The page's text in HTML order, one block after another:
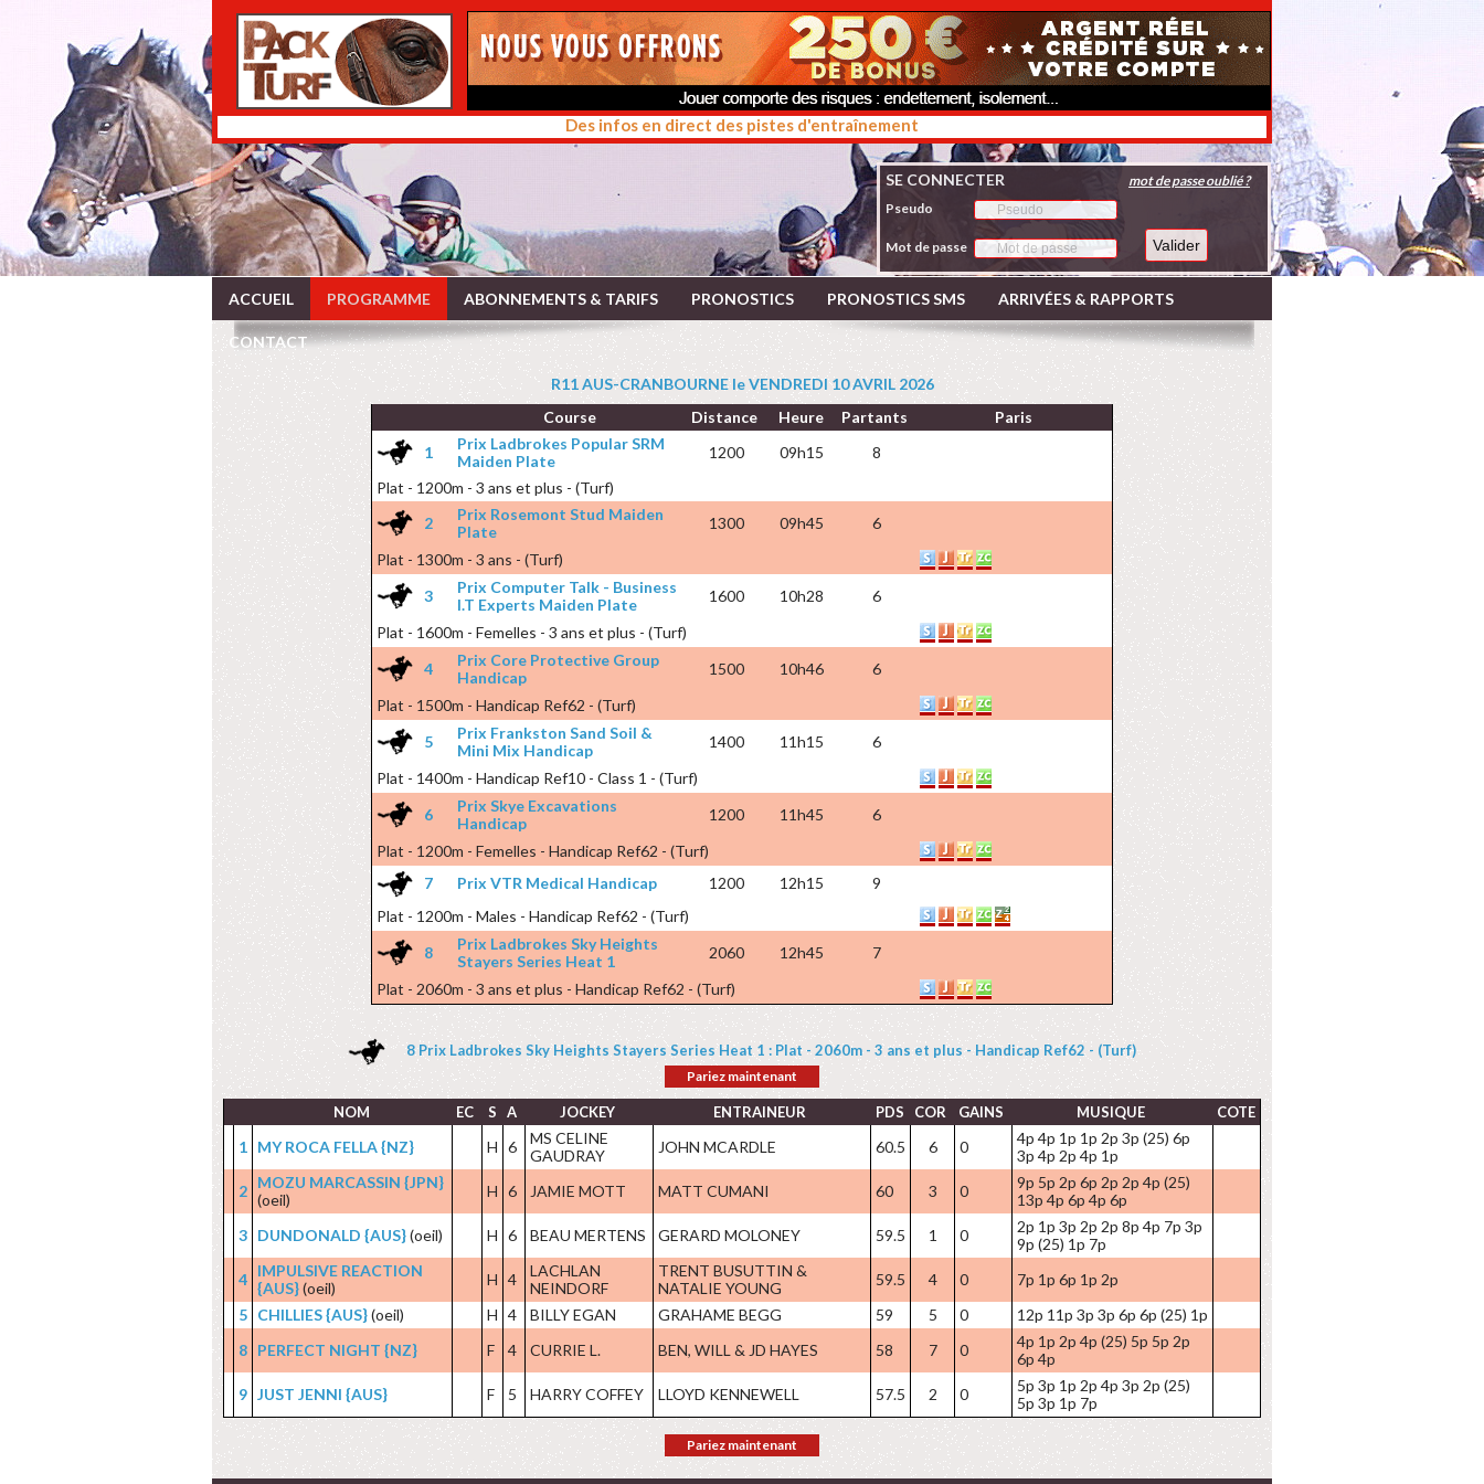
Des infos en direct des pistes d'entraînement
SE CONNECTER
Pseudo
Mot de passe
mot de passe oublié ?
ACCUEIL PROGRAMME ABONNEMENTS & TARIFS PRONOSTICS PRONOSTICS SMS ARRIVÉES & RAPPORTS
CONTACT
R11 AUS-CRANBOURNE le VENDREDI 10 AVRIL 2026
Course
Distance Heure Partants
Paris
1
Prix Ladbrokes Popular SRM
Maiden Plate
1200 09h15
8
Plat - 1200m - 3 ans et plus - (Turf)
2
Prix Rosemont Stud Maiden
Plate
1300 09h45
6
Plat - 1300m - 3 ans - (Turf)
3
Prix Computer Talk - Business
I.T Experts Maiden Plate
1600 10h28
6
Plat - 1600m - Femelles - 3 ans et plus - (Turf)
4
Prix Core Protective Group
Handicap
1500 10h46
6
Plat - 1500m - Handicap Ref62 - (Turf)
5
Prix Frankston Sand Soil &
Mini Mix Handicap
1400 11h15
6
Plat - 1400m - Handicap Ref10 - Class 1 - (Turf)
6
Prix Skye Excavations
Handicap
1200 11h45
6
Plat - 1200m - Femelles - Handicap Ref62 - (Turf)
7
Prix VTR Medical Handicap 1200 12h15
9
Plat - 1200m - Males - Handicap Ref62 - (Turf)
8
Prix Ladbrokes Sky Heights
Stayers Series Heat 1
2060 12h45
7
Plat - 2060m - 3 ans et plus - Handicap Ref62 - (Turf)
8 Prix Ladbrokes Sky Heights Stayers Series Heat 1 : Plat - 2060m - 3 ans et plus - Handicap Ref62 - (Turf)
Pariez maintenant
NOM EC S A JOCKEY ENTRAINEUR PDS COR GAINS MUSIQUE COTE
1 MY ROCA FELLA {NZ} H 6
MS CELINE
GAUDRAY
JOHN MCARDLE 60.5 6 0
4p 4p 1p 1p 2p 3p (25) 6p
3p 4p 2p 4p 1p
2 MOZU MARCASSIN {JPN}
(oeil)
H 6 JAMIE MOTT MATT CUMANI 60 3 0
9p 5p 2p 6p 2p 2p 4p (25)
13p 4p 6p 4p 6p
3 DUNDONALD {AUS}(oeil) H 6 BEAU MERTENS GERARD MOLONEY 59.5 1 0
2p 1p 3p 2p 2p 8p 4p 7p 3p
9p (25) 1p 7p
4 IMPULSIVE REACTION
{AUS}(oeil) H 4
LACHLAN
NEINDORF
TRENT BUSUTTIN &
NATALIE YOUNG
59.5 4 0
7p 1p 6p 1p 2p
5 CHILLIES {AUS}(oeil) H 4 BILLY EGAN GRAHAME BEGG 59 5 0
12p 11p 3p 3p 6p 6p (25) 1p
8 PERFECT NIGHT {NZ} F 4 CURRIE L. BEN, WILL & JD HAYES 58 7 0
4p 1p 2p 4p (25) 5p 5p 2p
6p 4p
9 JUST JENNI {AUS} F 5 HARRY COFFEY LLOYD KENNEWELL 57.5 2 0
5p 3p 1p 2p 4p 3p 2p (25)
5p 3p 1p 7p
Pariez maintenant